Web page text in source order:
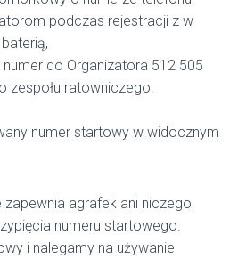
podczas rejestracji z w
do Organizatora 512 505
zespołu ratowniczego.
numer startowy w widocznym
zapewnia agrafek ani niczego
numeru startowego.
i nalegamy na używanie